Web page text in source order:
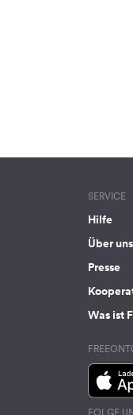
SERVICE
Hilfe
Über uns
Presse
Was ist
FOLGE